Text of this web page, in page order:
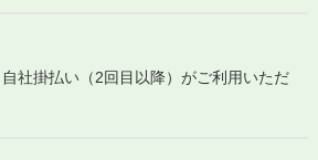
社掛払い（2回目以降）がご利用いただ